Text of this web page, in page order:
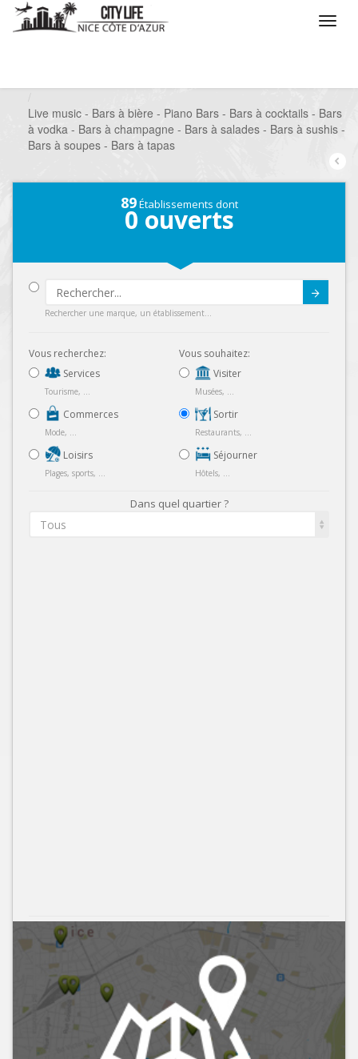
Live music - Bars à bière - Piano Bars - Bars à cocktails - Bars
à vodka - Bars à champagne - Bars à salades - Bars à sushis -
Bars à soupes - Bars à tapas
89Établissements dont
0 ouverts
Rechercher une marque, un établissement...
Vous recherchez:
Services
Tourisme, ...
Commerces
Mode, ...
Loisirs
Plages, sports, ...
Vous souhaitez:
Visiter
Musées, ...
Sortir
Restaurants, ...
Séjourner
Hôtels, ...
Dans quel quartier ?
Tous